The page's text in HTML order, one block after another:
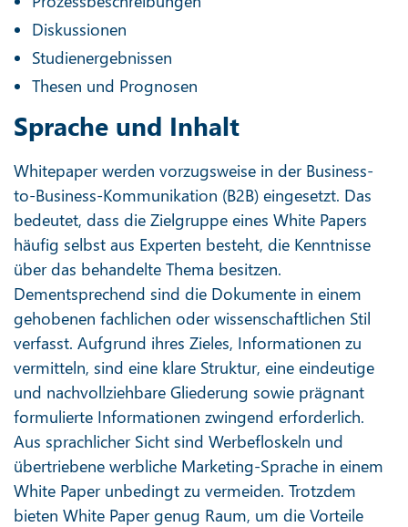
Diskussionen
Studienergebnissen
Thesen und Prognosen
Sprache und Inhalt
Whitepaper werden vorzugsweise in der Business-
to-Business-Kommunikation (B2B) eingesetzt. Das
bedeutet, dass die Zielgruppe eines White Papers
häufig selbst aus Experten besteht, die Kenntnisse
über das behandelte Thema besitzen.
Dementsprechend sind die Dokumente in einem
gehobenen fachlichen oder wissenschaftlichen Stil
verfasst. Aufgrund ihres Zieles, Informationen zu
vermitteln, sind eine klare Struktur, eine eindeutige
und nachvollziehbare Gliederung sowie prägnant
formulierte Informationen zwingend erforderlich.
Aus sprachlicher Sicht sind Werbefloskeln und
übertriebene werbliche Marketing-Sprache in einem
White Paper unbedingt zu vermeiden. Trotzdem
bieten White Paper genug Raum, um die Vorteile